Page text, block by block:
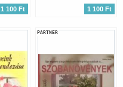
1 100 Ft 1 100 Ft
PARTNER